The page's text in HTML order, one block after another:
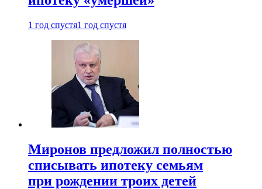
1 год спустя1 год спустя
Миронов предложил полностью
списывать ипотеку семьям
при рождении троих детей